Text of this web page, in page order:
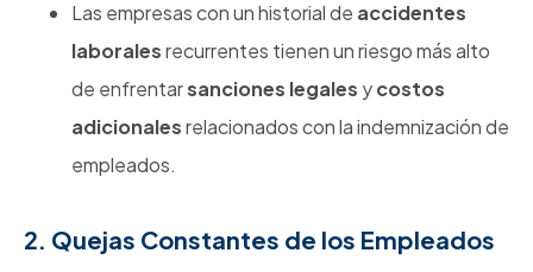
Las empresas con un historial de accidentes
laboralesrecurrentes tienen un riesgo más alto
de enfrentarsanciones legales ycostos
adicionalesrelacionados con la indemnización de
empleados.
2. Quejas Constantes de los Empleados